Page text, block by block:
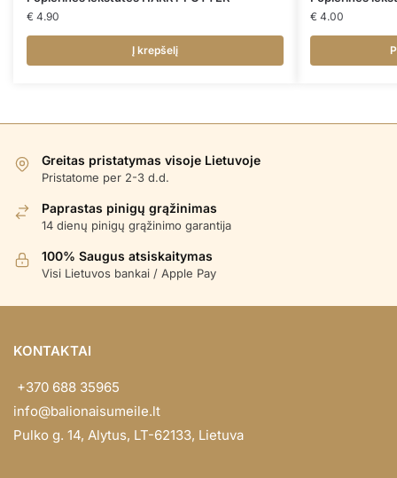
€ 4.90
Į krepšelį
€ 4.00
Greitas pristatymas visoje Lietuvoje
Pristatome per 2-3 d.d.
Paprastas pinigų grąžinimas
14 dienų pinigų grąžinimo garantija
100% Saugus atsiskaitymas
Visi Lietuvos bankai / Apple Pay
KONTAKTAI
+370 688 35965
info@balionaisumeile.lt
Pulko g. 14, Alytus, LT-62133, Lietuva